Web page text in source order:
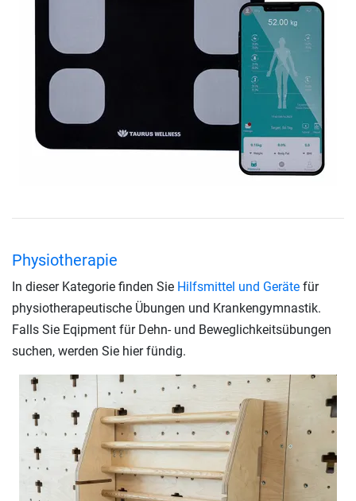
Physiotherapie
In dieser Kategorie finden Sie Hilfsmittel und Geräte für
physiotherapeutische Übungen und Krankengymnastik.
Falls Sie Eqipment für Dehn- und Beweglichkeitsübungen
suchen, werden Sie hier fündig.